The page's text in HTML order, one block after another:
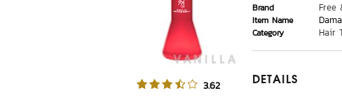
3.62
Brand Free
Item Name
Category Hair
DETAILS